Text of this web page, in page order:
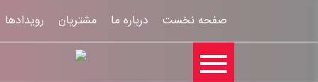
صفحه نخست درباره ما مشتریان رویدادها
